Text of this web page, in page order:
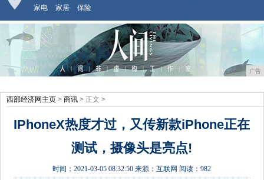
家电
家居 保险
广告
西部经济网主页 > 商讯 > 正文 >
IPhoneX热度才过，又传新款iPhone正在
测试，摄像头是亮点!
时间：2021-03-05 08:32:50 来源：互联网 阅读：982